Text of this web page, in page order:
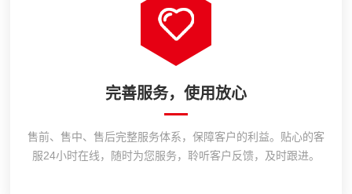
完善服务，使用放心
售前、售中、售后完整服务体系，保障客户的利益。贴心的客
服24小时在线，随时为您服务，聆听客户反馈，及时跟进。